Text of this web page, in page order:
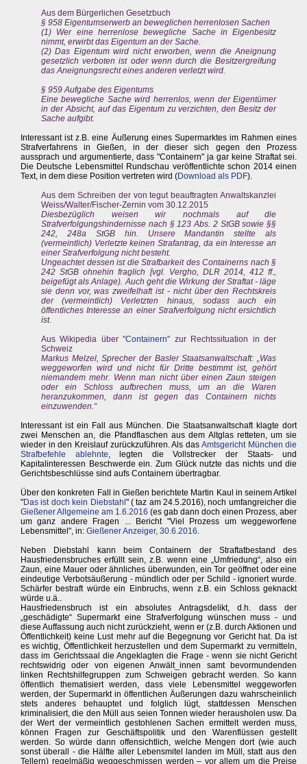
Aus dem Bürgerlichen Gesetzbuch
§ 958 Eigentumserwerb an beweglichen herrenlosen Sachen
(1) Wer eine herrenlose bewegliche Sache in Eigenbesitz
nimmt, erwirbt das Eigentum an der Sache.
(2) Das Eigentum wird nicht erworben, wenn die Aneignung
gesetzlich verboten ist oder wenn durch die Besitzergreifung
das Aneignungsrecht eines anderen verletzt wird.
§ 959 Aufgabe des Eigentums
Eine bewegliche Sache wird herrenlos, wenn der Eigentümer
in der Absicht, auf das Eigentum zu verzichten, den Besitz der
Sache aufgibt.
Interessant ist z.B. eine Äußerung eines Supermarktes im Rahmen eines
Strafverfahrens in Gießen, in der dieser sich gegen den Prozess
aussprach und argumentierte, dass "Containern" ja gar keine Straftat sei.
Die Deutsche Lebensmittel Rundschau veröffentlichte schon 2014 einen
Text, in dem diese Position vertreten wird (Download als PDF).
Aus dem Schreiben der von tegut beauftragten Anwaltskanzlei
Weiss/Walter/Fischer-Zernin vom 30.12.2015
Diesbezüglich weisen wir nochmals auf die
Strafverfolgungshindernisse nach § 123 Abs. 2 StGB sowie §§
242, 248a StGB hin. Unsere Mandantin stellte als
(vermeintlich) Verletzte keinen Strafantrag, da ein Interesse an
einer Strafverfolgung nicht besteht.
Ungeachtet dessen ist die Strafbarkeit des Containerns nach §
242 StGB ohnehin fraglich [vgl. Vergho, DLR 2014, 412 ff.,
beigefügt als Anlage). Auch geht die Wirkung der Straftat - läge
sie denn vor, was zweifelhaft ist - nicht über den Rechtskreis
der (vermeintlich) Verletzten hinaus, sodass auch ein
öffentliches Interesse an einer Strafverfolgung nicht ersichtlich
ist.
Aus Wikipedia über "Containern" zur Rechtssituation in der
Schweiz
Markus Melzel, Sprecher der Basler Staatsanwaltschaft: „Was
weggeworfen wird und nicht für Dritte bestimmt ist, gehört
niemandem mehr. Wenn man nicht über einen Zaun steigen
oder ein Schloss aufbrechen muss, um an die Waren
heranzukommen, dann ist gegen das Containern nichts
einzuwenden.“
Interessant ist ein Fall aus München. Die Staatsanwaltschaft klagte dort
zwei Menschen an, die Pfandflaschen aus dem Altglas retteten, um sie
wieder in den Kreislauf zurückzuführen. Als das Amtsgericht München die
Strafbefehle ablehnte, legten die Vollstrecker der Staats- und
Kapitalinteressen Beschwerde ein. Zum Glück nutzte das nichts und die
Gerichtsbeschlüsse sind aufs Containern übertragbar.
Über den konkreten Fall in Gießen berichtete Martin Kaul in seinem Artikel
"Das ist doch kein Diebstahl " ( taz am 24.5.2016), noch umfangreicher die
Gießener Allgemeine am 1.6.2016 (es gab dann doch einen Prozess, aber
um ganz andere Fragen ... Bericht "Viel Prozess um weggeworfene
Lebensmittel", in: Gießener Anzeiger, 30.6.2016.
Neben Diebstahl kann beim Containern der Straftatbestand des
Hausfriedensbruches erfüllt sein, z.B. wenn eine „Umfriedung“, also ein
Zaun, eine Mauer oder ähnliches überwunden, ein Tor geöffnet oder eine
eindeutige Verbotsäußerung - mündlich oder per Schild - ignoriert wurde.
Schärfer bestraft würde ein Einbruchs, wenn z.B. ein Schloss geknackt
würde u.ä..
Hausfriedensbruch ist ein absolutes Antragsdelikt, d.h. dass der
„geschädigte“ Supermarkt eine Strafverfolgung wünschen muss - und
diese Auffassung auch nicht zurückzieht, wenn er (z.B. durch Aktionen und
Öffentlichkeit) keine Lust mehr auf die Begegnung vor Gericht hat. Da ist
es wichtig, Öffentlichkeit herzustellen und dem Supermarkt zu vermitteln,
dass im Gerichtssaal die Angeklagten die Frage - wenn sie nicht Gericht
rechtswidrig oder von eigenen Anwält_innen samt bevormundenden
linken Rechtshilfegruppen zum Schweigen gebracht werden. So kann
öffentlich thematisiert werden, dass viele Lebensmittel weggeworfen
werden, der Supermarkt in öffentlichen Äußerungen dazu wahrscheinlich
stets anderes behauptet und folglich lügt, stattdessen Menschen
kriminalisiert, die den Müll aus seien Tonnen wieder herausholen usw. Da
der Wert der vermeintlich gestohlenen Sachen ermittelt werden muss,
können Fragen zur Geschäftspolitik und den Warenflüssen gestellt
werden. So würde dann offensichtlich, welche Mengen dort (wie auch
sonst überall - die Hälfte aller Lebensmitel landen im Müll, statt aus den
Tellern) regelmäßig weggeschmissen werden – vor allem um die Preise